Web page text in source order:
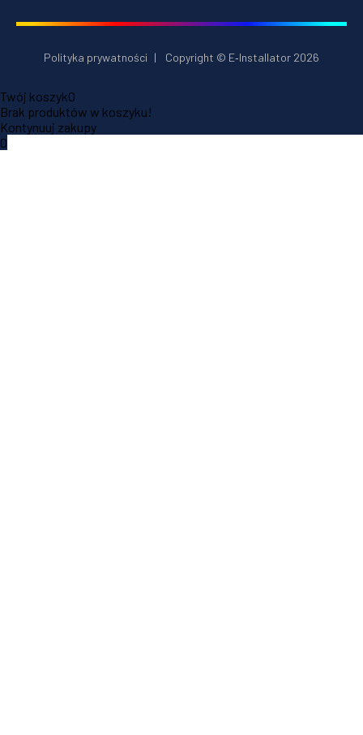
Polityka prywatności | Copyright © E‑Installator 2026
Twój koszyk0
Brak produktów w koszyku!
Kontynuuj zakupy
0